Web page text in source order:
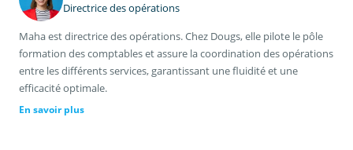
Directrice des opérations
Maha est directrice des opérations. Chez Dougs, elle pilote le pôle
formation des comptables et assure la coordination des opérations
entre les différents services, garantissant une fluidité et une
efficacité optimale.
En savoir plus